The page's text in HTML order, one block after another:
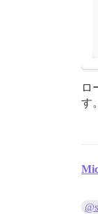
ロ
す